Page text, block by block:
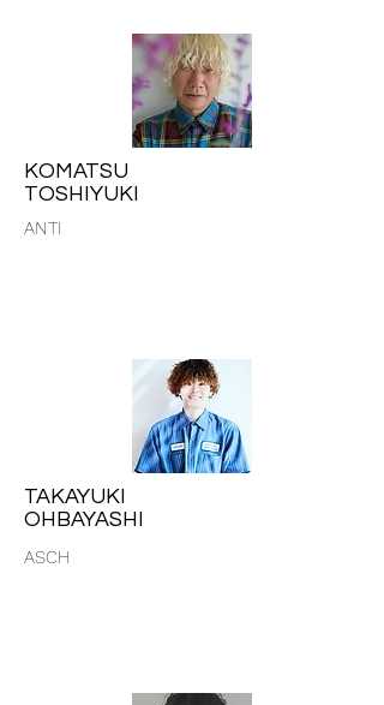
KOMATSU
TOSHIYUKI
ANTI
TAKAYUKI
OHBAYASHI
ASCH